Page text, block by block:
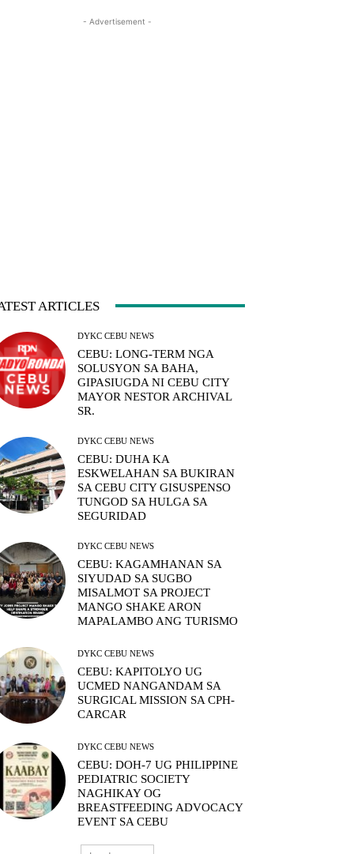
- Advertisement -
ARTICLES
DYKC CEBU NEWS
CEBU: LONG-TERM NGA
SOLUSYON SA BAHA,
GIPASIUGDA NI CEBU CITY
MAYOR NESTOR ARCHIVAL
SR.
DYKC CEBU NEWS
CEBU: DUHA KA
ESKWELAHAN SA BUKIRAN
SA CEBU CITY GISUSPENSO
TUNGOD SA HULGA SA
SEGURIDAD
DYKC CEBU NEWS
CEBU: KAGAMHANAN SA
SIYUDAD SA SUGBO
MISALMOT SA PROJECT
MANGO SHAKE ARON
MAPALAMBO ANG TURISMO
DYKC CEBU NEWS
CEBU: KAPITOLYO UG
UCMED NANGANDAM SA
SURGICAL MISSION SA CPH-
CARCAR
DYKC CEBU NEWS
CEBU: DOH-7 UG PHILIPPINE
PEDIATRIC SOCIETY
NAGHIKAY OG
BREASTFEEDING ADVOCACY
EVENT SA CEBU